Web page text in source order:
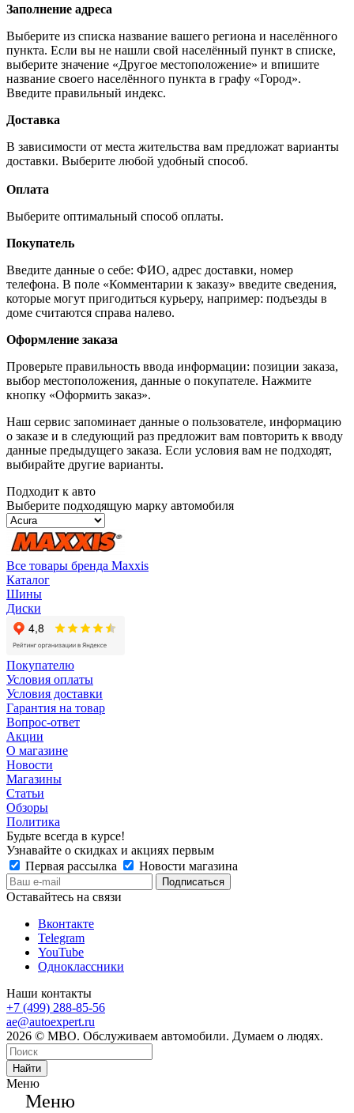
Заполнение адреса
Выберите из списка название вашего региона и населённого
пункта. Если вы не нашли свой населённый пункт в списке,
выберите значение «Другое местоположение» и впишите
название своего населённого пункта в графу «Город».
Введите правильный индекс.
Доставка
В зависимости от места жительства вам предложат варианты
доставки. Выберите любой удобный способ.
Оплата
Выберите оптимальный способ оплаты.
Покупатель
Введите данные о себе: ФИО, адрес доставки, номер
телефона. В поле «Комментарии к заказу» введите сведения,
которые могут пригодиться курьеру, например: подъезды в
доме считаются справа налево.
Оформление заказа
Проверьте правильность ввода информации: позиции заказа,
выбор местоположения, данные о покупателе. Нажмите
кнопку «Оформить заказ».
Наш сервис запоминает данные о пользователе, информацию
о заказе и в следующий раз предложит вам повторить к вводу
данные предыдущего заказа. Если условия вам не подходят,
выбирайте другие варианты.
Подходит к авто
Выберите подходящую марку автомобиля
Все товары бренда Maxxis
Каталог
Шины
Диски
Покупателю
Условия оплаты
Условия доставки
Гарантия на товар
Вопрос-ответ
Акции
О магазине
Новости
Магазины
Статьи
Обзоры
Политика
Будьте всегда в курсе!
Узнавайте о скидках и акциях первым
Первая рассылка
Новости магазина
Оставайтесь на связи
Вконтакте
Telegram
YouTube
Одноклассники
Наши контакты
+7 (499) 288-85-56
ae@autoexpert.ru
2026 © МВО. Обслуживаем автомобили. Думаем о людях.
Найти
Меню
Меню